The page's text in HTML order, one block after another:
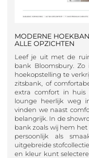
MODERNE
ALLE OPZICHTEN
Leef je uit met de
bank Bloomsbury.
hoekopstelling te
zitsbank, of
extra comfort in huis
lounge heerlijk weg
vinden we naast
belangrijk. In de
bank zoals wij hem
persoonlijk als
uitgebreide
en kleur kunt